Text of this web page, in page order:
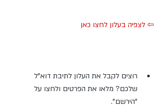
⇦ לצפיה בעלון לחצו כאן
רוצים לקבל את העלון לתיבת דוא"ל
שלכם? מלאו את הפרטים ולחצו על
"הירשם".